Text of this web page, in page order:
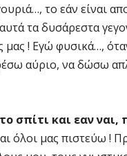
το εάν είναι
τα δυσάρεστα
μας ! Εγώ φυσικά…,
αύριο, να δώσω
σπίτι και εαν
μας πιστεύω !